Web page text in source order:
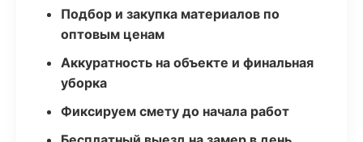
Подбор и закупка материалов по
оптовым ценам
Аккуратность на объекте и финальная
уборка
Фиксируем смету до начала работ